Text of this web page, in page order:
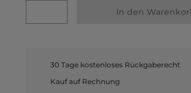
In den
30 Tage kostenloses Rückgaberecht
Kauf auf Rechnung